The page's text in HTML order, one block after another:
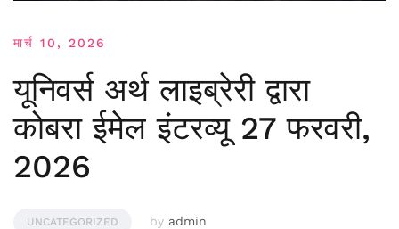
मार्च 10, 2026
यूनिवर्स अर्थ लाइब्रेरी द्वारा
कोबरा ईमेल इंटरव्यू 27 फरवरी,
2026
UNCATEGORIZED by admin